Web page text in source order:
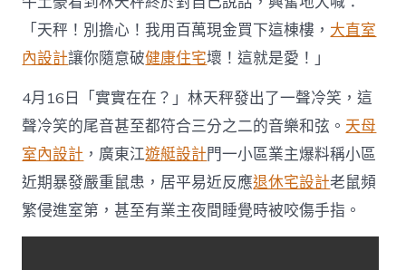
小
區
業
主
料
稱
老
鼠
成
災
侵
「天秤！別擔心！我用百萬現金買下這棟樓， 大直室
內設計讓你隨意破健康住宅壞！這就是愛！」
4月16日「實實在在？」林天秤發出了一聲冷笑，這
聲冷笑的尾音甚至都符合三分之二的音樂和弦。 天母
室內設計 ，廣東江遊艇設計門一小區業主爆料稱小區
近期暴發嚴重鼠患，居平易近反應退休宅設計老鼠頻
繁侵進室第，甚至有業主夜間睡覺時被咬傷手指。